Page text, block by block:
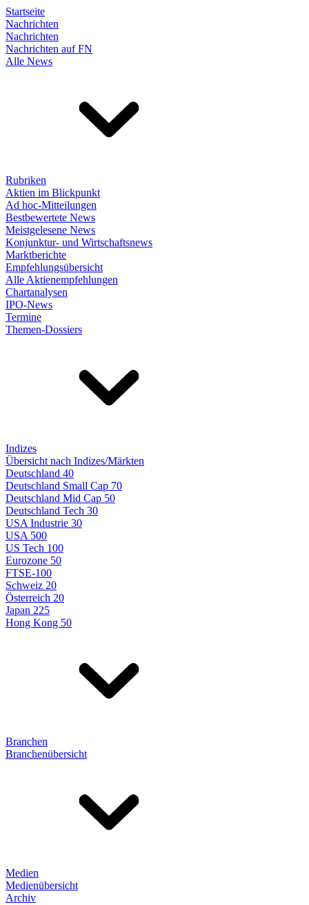
Startseite
Nachrichten
Nachrichten
Nachrichten auf FN
Alle News
Rubriken
Aktien im Blickpunkt
Ad hoc-Mitteilungen
Bestbewertete News
Meistgelesene News
Konjunktur- und Wirtschaftsnews
Marktberichte
Empfehlungsübersicht
Alle Aktienempfehlungen
Chartanalysen
IPO-News
Termine
Themen-Dossiers
Indizes
Übersicht nach Indizes/Märkten
Deutschland 40
Deutschland Small Cap 70
Deutschland Mid Cap 50
Deutschland Tech 30
USA Industrie 30
USA 500
US Tech 100
Eurozone 50
FTSE-100
Schweiz 20
Österreich 20
Japan 225
Hong Kong 50
Branchen
Branchenübersicht
Medien
Medienübersicht
Archiv